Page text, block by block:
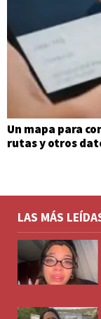
Un mapa para
rutas y otros
LAS MÁS